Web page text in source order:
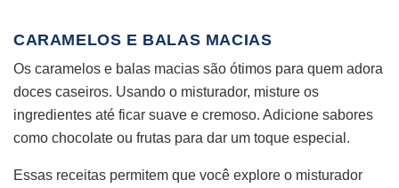
CARAMELOS E BALAS MACIAS
Os caramelos e balas macias são ótimos para quem adora
doces caseiros. Usando o misturador, misture os
ingredientes até ficar suave e cremoso. Adicione sabores
como chocolate ou frutas para dar um toque especial.
Essas receitas permitem que você explore o misturador